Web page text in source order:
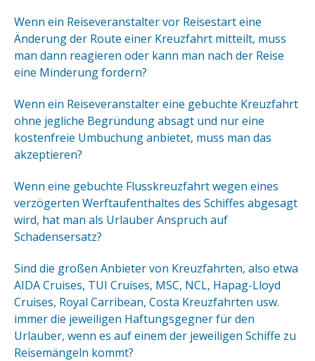
Wenn ein Reiseveranstalter vor Reisestart eine
Änderung der Route einer Kreuzfahrt mitteilt, muss
man dann reagieren oder kann man nach der Reise
eine Minderung fordern?
Wenn ein Reiseveranstalter eine gebuchte Kreuzfahrt
ohne jegliche Begründung absagt und nur eine
kostenfreie Umbuchung anbietet, muss man das
akzeptieren?
Wenn eine gebuchte Flusskreuzfahrt wegen eines
verzögerten Werftaufenthaltes des Schiffes abgesagt
wird, hat man als Urlauber Anspruch auf
Schadensersatz?
Sind die großen Anbieter von Kreuzfahrten, also etwa
AIDA Cruises, TUI Cruises, MSC, NCL, Hapag-Lloyd
Cruises, Royal Carribean, Costa Kreuzfahrten usw.
immer die jeweiligen Haftungsgegner für den
Urlauber, wenn es auf einem der jeweiligen Schiffe zu
Reisemängeln kommt?